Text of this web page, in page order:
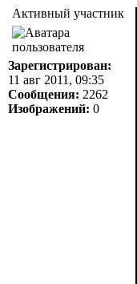
Активный участник
Зарегистрирован:
11 авг 2011, 09:35
Сообщения: 2262
Изображений: 0